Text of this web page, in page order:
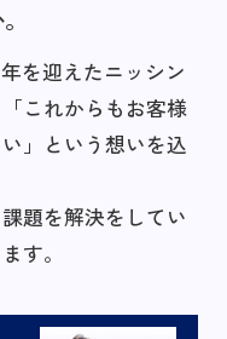
を迎えたニッシン
「これからもお客様
」という想いを込
題を解決をしてい
す。